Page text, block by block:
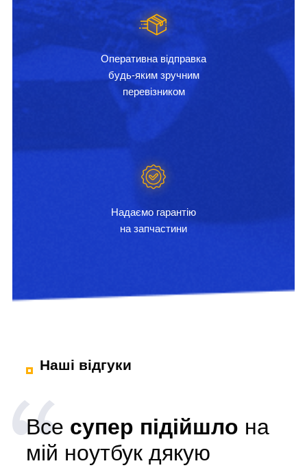
Оперативна відправка
будь-яким зручним
перевізником
Надаємо гарантію
на запчастини
Наші відгуки
Все супер підійшло на
мій ноутбук дякую